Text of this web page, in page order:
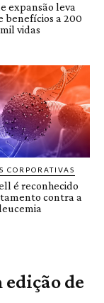
expansão leva
benefícios a 200
mil vidas
CORPORATIVAS
é reconhecido
contra a